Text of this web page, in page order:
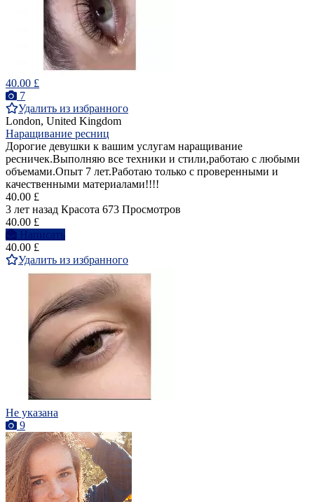
40.00 £
7
Удалить из избранного
London, United Kingdom
Наращивание ресниц
Дорогие девушки к вашим услугам наращивание
ресничек.Выполняю все техники и стили,работаю с любыми
объемами.Опыт 7 лет.Работаю только с проверенными и
качественными материалами!!!!
40.00 £
3 лет назад Красота 673 Просмотров
40.00 £
Написать
40.00 £
Удалить из избранного
Не указана
9